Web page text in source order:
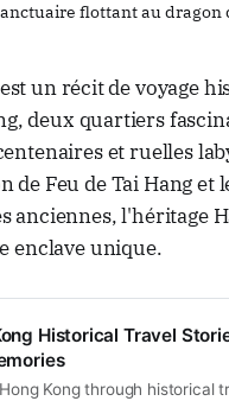
flottant au dragon
un récit de voyage
deux quartiers
et ruelles
de Feu de Tai Hang
anciennes, l'héritage
enclave unique.
Historical Travel
Kong through historical